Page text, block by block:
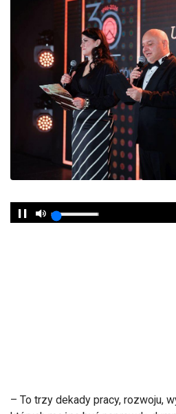
– To trzy dekady pracy, rozwoju,